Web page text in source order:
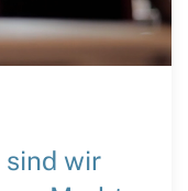
wir